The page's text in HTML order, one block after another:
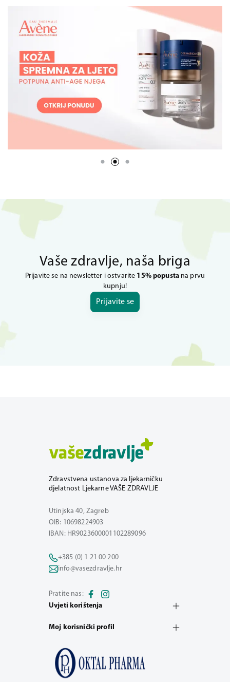
Vaše zdravlje, naša briga
Prijavite se na newsletter i ostvarite 15% popustana prvu
kupnju!
Prijavite se
Zdravstvena ustanova za ljekarničku
djelatnost Ljekarne VAŠE ZDRAVLJE
Utinjska 40, Zagreb
OIB: 10698224903
IBAN: HR9023600001102289096
+385 (0) 1 21 00 200
info@vasezdravlje.hr
Pratite nas:
Uvjeti korištenja
Moj korisnički profil